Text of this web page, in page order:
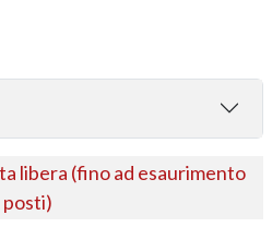
libera (fino ad esaurimento
posti)